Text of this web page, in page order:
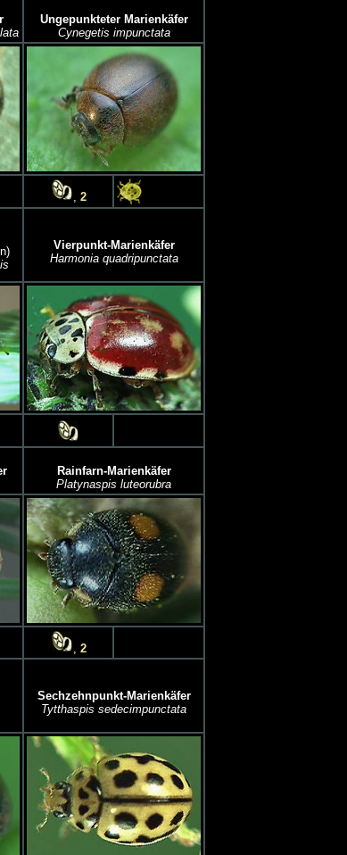
Ungepunkteter Marienkäfer
Cynegetis impunctata
, 2
Vierpunkt-Marienkäfer
Harmonia quadripunctata
Rainfarn-Marienkäfer
Platynaspis luteorubra
, 2
Sechzehnpunkt-Marienkäfer
Tytthaspis sedecimpunctata